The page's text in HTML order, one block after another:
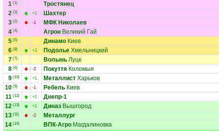
1 (1)
Тростянец
2 (3) +1
Шахтер
3 (2) -1
МФК Николаев
4 (4) Агрон Великий Гай
5 (5) Динамо Киев
6 (8) +2 Подолье Хмельницкий
7 (7) Волынь Луцк
8 (6) -2 Покуття Коломыя
9 (10) +1 Металлист Харьков
10 (9) -1 Ребель Киев
11 (12) +1
Днепр-1
12 (13) +1 Диназ Вышгород
13 (11) -2
Металлург
14 (14) ВПК-Агро Магдалиновка